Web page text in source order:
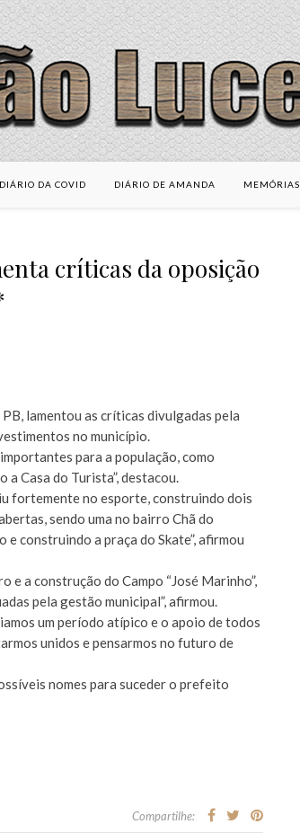
DIÁRIO DA COVID DIÁRIO DE AMANDA MEMÓRIAS
críticas da oposição
lamentou as críticas divulgadas pela
no município.
para a população, como
Casa do Turista”, destacou.
fortemente no esporte, construindo dois
sendo uma no bairro Chã do
construindo a praça do Skate”, afirmou
a construção do Campo “José Marinho”,
pela gestão municipal”, afirmou.
um período atípico e o apoio de todos
unidos e pensarmos no futuro de
nomes para suceder o prefeito
Compartilhe: